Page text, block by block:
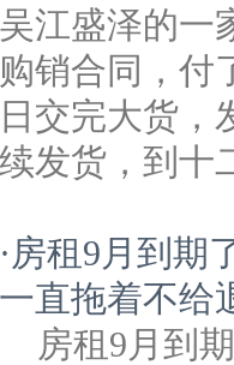
吴江盛泽的一
购销合同，付
日交完大货，
续发货，到十
· 房租9月到期
一直拖着不给
房租9月到